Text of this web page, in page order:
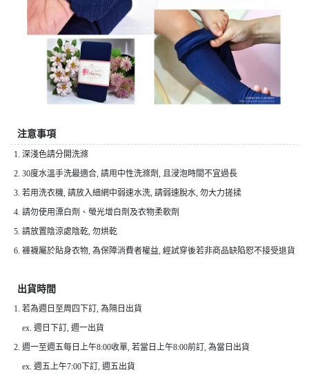
注意事項
1. 深淺色請分開洗滌
2. 30度水溫手洗最適合, 請用中性洗滌劑, 且浸泡時間不宜過長
3. 若用洗衣機, 請放入細網中弱速水洗, 請弱速脫水, 勿大力搓揉
4. 請勿使用漂白劑、螢光增白劑及衣物柔軟劑
5. 請放置陰涼處陰乾, 勿烘乾
6. 褲襪屬於貼身衣物, 為保障消費者權益, 經試穿後若非商品缺陷恕不接受退貨
出貨時間
1. 若為週日至周四下訂, 為隔日出貨
ex. 週日下訂, 週一出貨
2. 週一至週五每日上午8:00收單, 若當日上午8:00前訂, 為當日出貨
ex. 週五上午7:00下訂, 週五出貨